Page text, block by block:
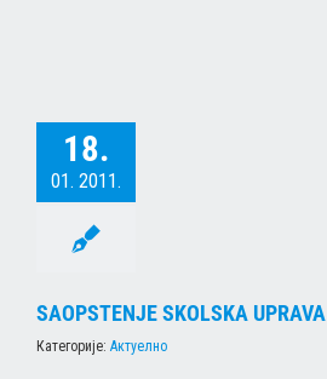
18.
01. 2011.
SAOPSTENJE SKOLSKA UPRAVA
Категорије: Актуелно